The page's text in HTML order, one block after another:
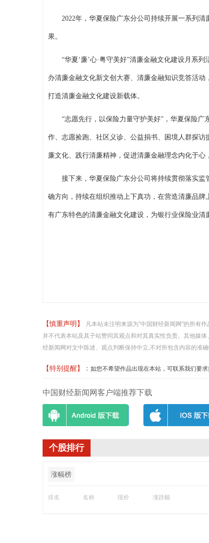
2022年，华夏保险广东分公司持续开展一系列
果。
“华夏‘廉’心·粤守美好”清廉金融文化建设月系列
办清廉金融文化新文创大赛、清廉金融知识竞答活动
打造清廉金融文化建设新载体。
“志愿先行，以保险力量守护美好”，华夏保险
作、志愿捡跑、社区义诊、公益捐书、困境人群探
廉文化、践行清廉精神，促进清廉金融理念内化于心
接下来，华夏保险广东分公司将持续贯彻落实
确方向，持续在组织推动上下真功，在营造清廉品
有广东特色的清廉金融文化建设，为银行业保险业清
【慎重声明】
凡本站未注明来源为"中国财经新闻网"的所有
并不代表本站及其子站赞同其观点和对其真实性负责。其他媒
经新闻网对文中陈述、观点判断保持中立,不对所包含内容的准
【特别提醒】： 如您不希望作品出现在本站，可联系我们要
中国财经新闻网客户端推荐下载
个股排行
涨幅榜
排名 名称 现价 涨跌幅